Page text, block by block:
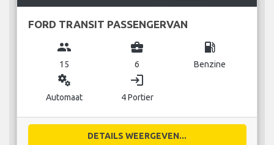
FORD TRANSIT PASSENGERVAN
group
15
business_center
6
local_gas_station
Benzine
miscellaneous_services
Automaat
login
4 Portier
DETAILS WEERGEVEN...